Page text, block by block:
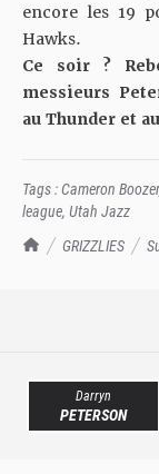
TrashTalk Actu
GRIZZLIES
encore les 19
Hawks.
Ce soir ?
messieurs
au Thunder et
Tags :Cameron Boozer
league, Utah Jazz
Darryn
PETERSON